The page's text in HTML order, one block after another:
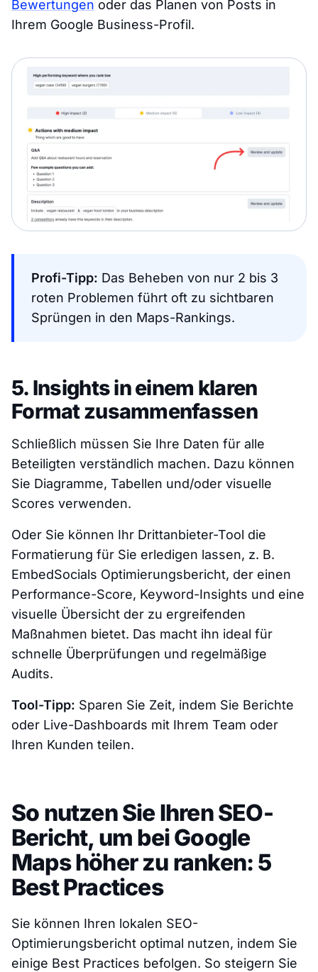
Bewertungen oder das Planen von Posts in
Ihrem Google Business-Profil.
Profi-Tipp: Das Beheben von nur 2 bis 3
roten Problemen führt oft zu sichtbaren
Sprüngen in den Maps-Rankings.
5. Insights in einem klaren
Format zusammenfassen
Schließlich müssen Sie Ihre Daten für alle
Beteiligten verständlich machen. Dazu können
Sie Diagramme, Tabellen und/oder visuelle
Scores verwenden.
Oder Sie können Ihr Drittanbieter-Tool die
Formatierung für Sie erledigen lassen, z. B.
EmbedSocials Optimierungsbericht, der einen
Performance-Score, Keyword-Insights und eine
visuelle Übersicht der zu ergreifenden
Maßnahmen bietet. Das macht ihn ideal für
schnelle Überprüfungen und regelmäßige
Audits.
Tool-Tipp: Sparen Sie Zeit, indem Sie Berichte
oder Live-Dashboards mit Ihrem Team oder
Ihren Kunden teilen.
So nutzen Sie Ihren SEO-
Bericht, um bei Google
Maps höher zu ranken: 5
Best Practices
Sie können Ihren lokalen SEO-
Optimierungsbericht optimal nutzen, indem Sie
einige Best Practices befolgen. So steigern Sie